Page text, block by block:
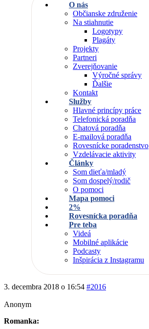
O nás
Občianske združenie
Na stiahnutie
Logotypy
Plagáty
Projekty
Partneri
Zverejňovanie
Výročné správy
Ďalšie
Kontakt
Služby
Hlavné princípy práce
Telefonická poradňa
Chatová poradňa
E-mailová poradňa
Rovesnícke poradenstvo
Vzdelávacie aktivity
Články
Som dieťa/mladý
Som dospelý/rodič
O pomoci
Mapa pomoci
2%
Rovesnícka poradňa
Pre teba
Videá
Mobilné aplikácie
Podcasty
Inšpirácia z Instagramu
3. decembra 2018 o 16:54 #2016
Anonym
Romanka: